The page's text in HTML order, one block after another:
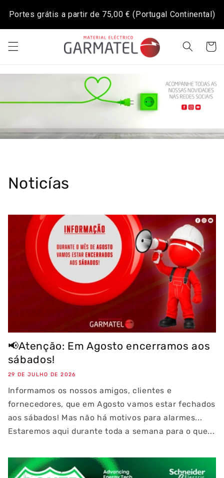
Portes grátis a partir de 75,00 € (Portugal Continental)
para o
conteúdo
Noticías
📢Atenção: Em Agosto encerramos aos
sábados!
29 DE JULHO DE 2026
Informamos os nossos amigos, clientes e
fornecedores, que em Agosto vamos estar fechados
aos sábados! Mas não há motivos para alarmes...
Estaremos aqui durante toda a semana para o que...